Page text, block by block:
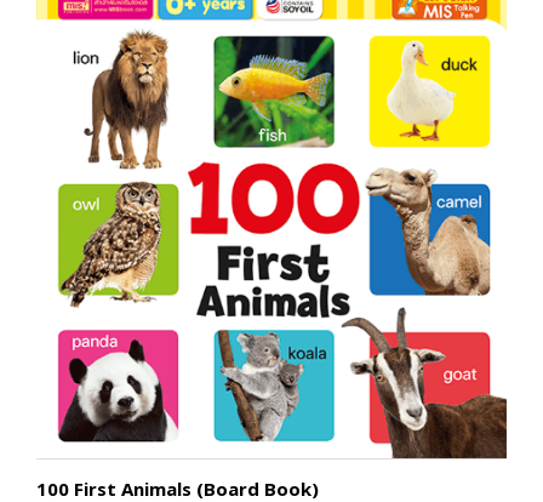
100 First Animals (Board Book)